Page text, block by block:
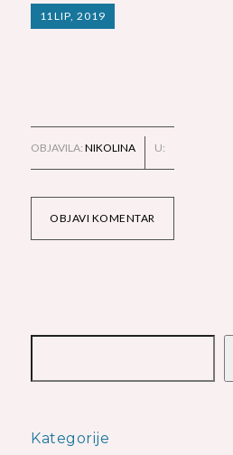
11LIP, 2019
OBJAVI KOMENTAR
OBJAVILA: NIKOLINA U:
Pretraga
Kategorije